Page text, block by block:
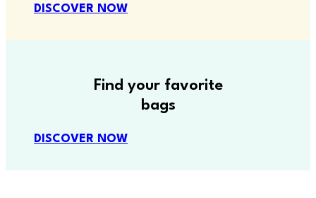
DISCOVER NOW
Find your favorite
bags
DISCOVER NOW